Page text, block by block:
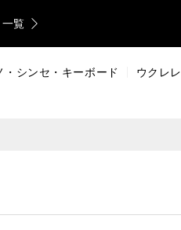
覧
・シンセ・キーボード ウクレレ